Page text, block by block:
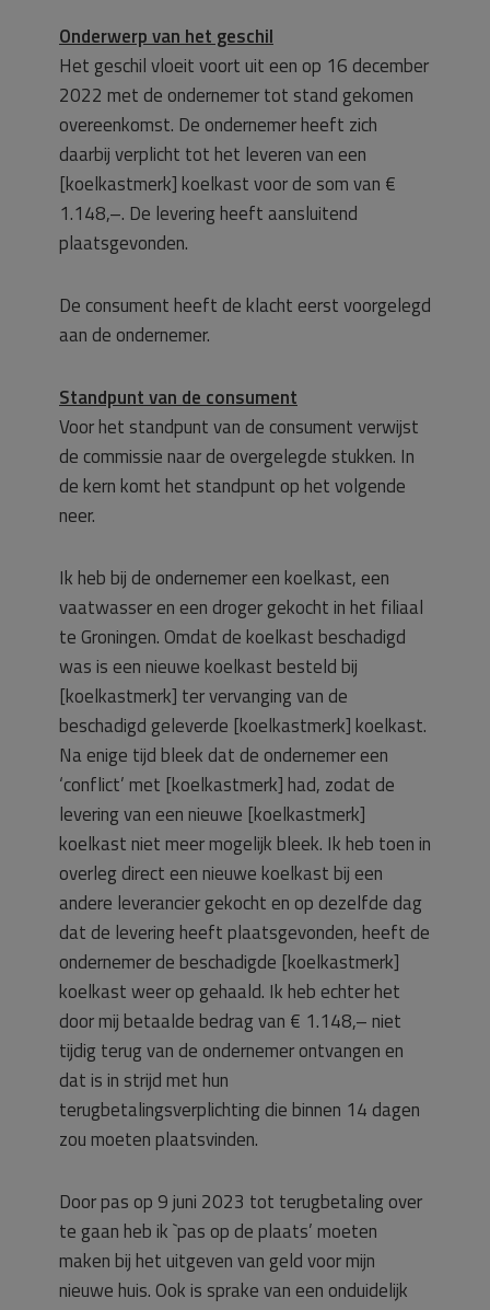
Onderwerp van het geschil
Het geschil vloeit voort uit een op 16 december
2022 met de ondernemer tot stand gekomen
overeenkomst. De ondernemer heeft zich
daarbij verplicht tot het leveren van een
[koelkastmerk] koelkast voor de som van €
1.148,–. De levering heeft aansluitend
plaatsgevonden.
De consument heeft de klacht eerst voorgelegd
aan de ondernemer.
Standpunt van de consument
Voor het standpunt van de consument verwijst
de commissie naar de overgelegde stukken. In
de kern komt het standpunt op het volgende
neer.
Ik heb bij de ondernemer een koelkast, een
vaatwasser en een droger gekocht in het filiaal
te Groningen. Omdat de koelkast beschadigd
was is een nieuwe koelkast besteld bij
[koelkastmerk] ter vervanging van de
beschadigd geleverde [koelkastmerk] koelkast.
Na enige tijd bleek dat de ondernemer een
‘conflict’ met [koelkastmerk] had, zodat de
levering van een nieuwe [koelkastmerk]
koelkast niet meer mogelijk bleek. Ik heb toen in
overleg direct een nieuwe koelkast bij een
andere leverancier gekocht en op dezelfde dag
dat de levering heeft plaatsgevonden, heeft de
ondernemer de beschadigde [koelkastmerk]
koelkast weer op gehaald. Ik heb echter het
door mij betaalde bedrag van € 1.148,– niet
tijdig terug van de ondernemer ontvangen en
dat is in strijd met hun
terugbetalingsverplichting die binnen 14 dagen
zou moeten plaatsvinden.
Door pas op 9 juni 2023 tot terugbetaling over
te gaan heb ik `pas op de plaats’ moeten
maken bij het uitgeven van geld voor mijn
nieuwe huis. Ook is sprake van een onduidelijk